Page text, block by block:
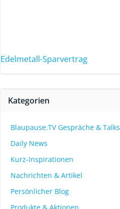
Edelmetall-Sparvertrag
Kategorien
Blaupause.TV Gespräche & Talks
Daily News
Kurz-Inspirationen
Nachrichten & Artikel
Persönlicher Blog